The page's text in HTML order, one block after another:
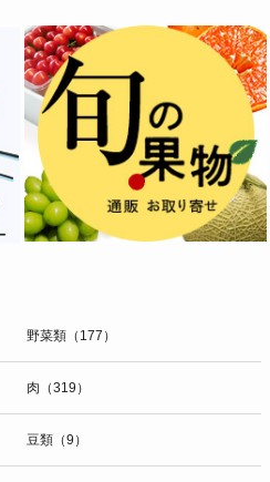
野菜類（177）
肉（319）
豆類（9）